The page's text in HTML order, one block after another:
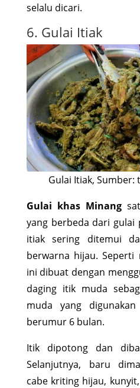
selalu dicari.
6. Gulai Itiak
Gulai Itiak,
Gulai khas Minang
yang berbeda dari gulai
itiak sering ditemui
berwarna hijau. Seperti
ini dibuat dengan
daging itik muda
muda yang
berumur 6 bulan.
Itik
dipotong dan
Selanjutnya, baru
cabe kriting hijau,